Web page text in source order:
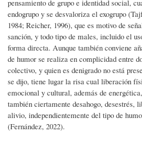
pensamiento de grupo e identidad social,
endogrupo y se desvaloriza el exogrupo
1984; Reicher, 1996), que es motivo de
sanción, y todo tipo de males, incluido el
forma directa. Aunque también conviene
de humor se realiza en complicidad entre
colectivo, y quien es denigrado no está
se dijo, tiene lugar la risa cual liberación
emocional y cultural, además de
también ciertamente desahogo, desestrés,
alivio, independientemente del tipo de
(Fernández, 2022).